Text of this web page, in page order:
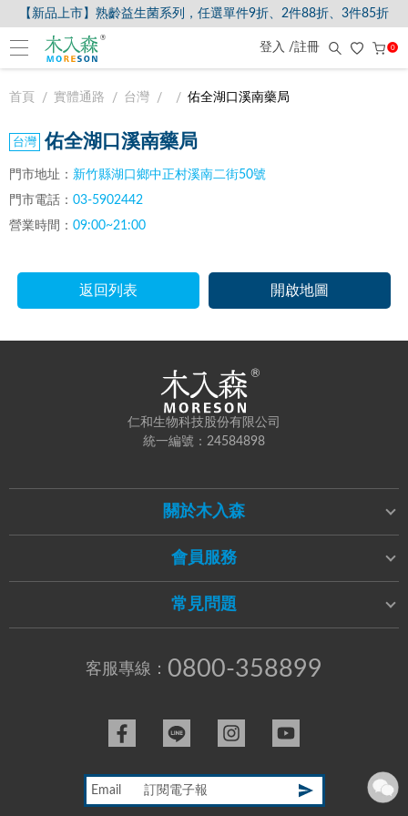
【新品上市】熟齡益生菌系列，任選單件9折、2件88折、3件85折
登入 /註冊 0
首頁 實體通路 台灣 佑全湖口溪南藥局
佑全湖口溪南藥局
門市地址： 新竹縣湖口鄉中正村溪南二街50號
門市電話： 03-5902442
營業時間： 09:00~21:00
返回列表 開啟地圖
仁和生物科技股份有限公司
統一編號：24584898
關於木入森
會員服務
常見問題
客服專線： 0800-358899
Email